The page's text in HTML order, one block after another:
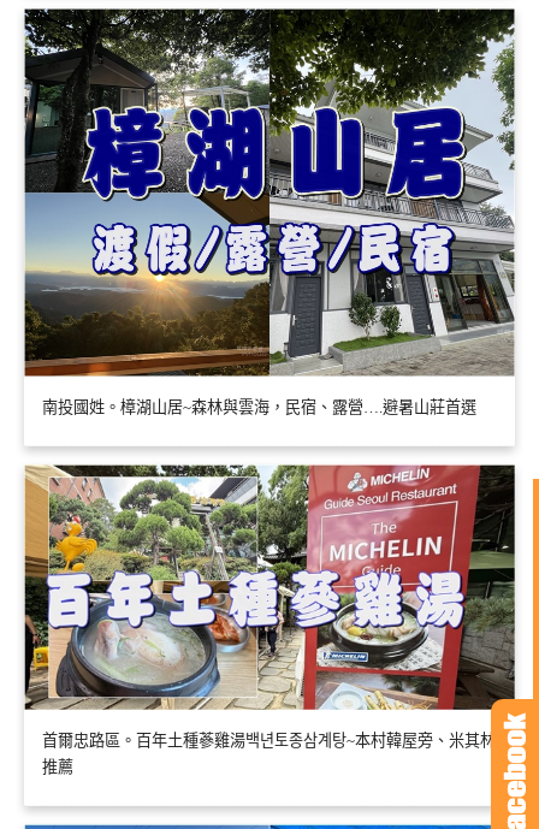
南投國姓。樟湖山居~森林與雲海，民宿、露營….避暑山莊首選
首爾忠路區。百年土種蔘雞湯백년토종삼계탕~本村韓屋旁、米其林
推薦